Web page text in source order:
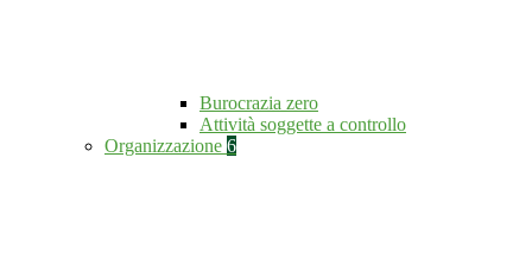
Burocrazia zero
Attività soggette a controllo
Organizzazione 6